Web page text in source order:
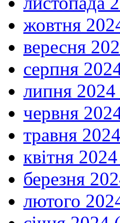
жовтня
вересня
серпня
липня
червня
травня
квітня
березня
лютого